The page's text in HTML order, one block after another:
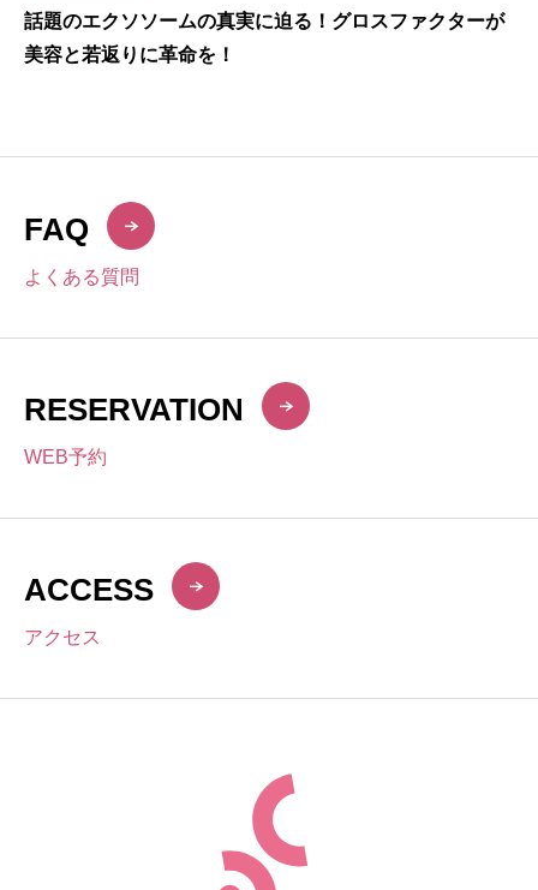
話題のエクソソームの真実に迫る！グロスファクターが
美容と若返りに革命を！
FAQ
よくある質問
RESERVATION
WEB予約
ACCESS
アクセス